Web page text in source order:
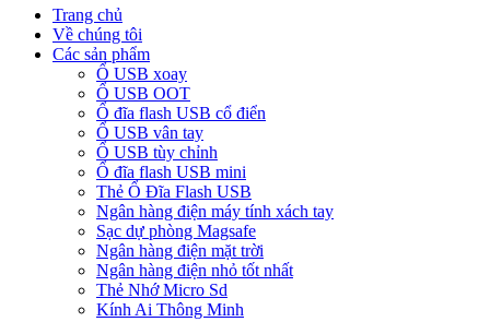
Trang chủ
Về chúng tôi
Các sản phẩm
Ổ USB xoay
Ổ USB OOT
Ổ đĩa flash USB cổ điển
Ổ USB vân tay
Ổ USB tùy chỉnh
Ổ đĩa flash USB mini
Thẻ Ổ Đĩa Flash USB
Ngân hàng điện máy tính xách tay
Sạc dự phòng Magsafe
Ngân hàng điện mặt trời
Ngân hàng điện nhỏ tốt nhất
Thẻ Nhớ Micro Sd
Kính Ai Thông Minh